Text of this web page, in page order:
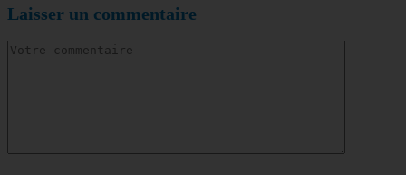
Laisser un commentaire